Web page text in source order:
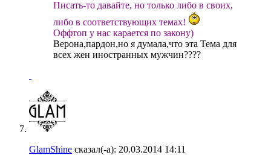
Писать-то давайте, но только либо в своих,
либо в соответствующих темах!
Оффтоп у нас карается по закону)
Верона,пардон,но я думала,что эта Тема для
всех жен иностранных мужчин????
GlamShine сказал(-а): 20.03.2014 14:11